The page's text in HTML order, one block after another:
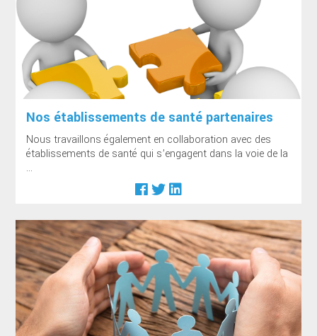
Nos établissements de santé partenaires
Nous travaillons également en collaboration avec des
établissements de santé qui s’engagent dans la voie de la
...